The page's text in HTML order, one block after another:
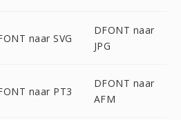
naar SVG
DFONT naar
JPG
naar PT3
DFONT naar
AFM